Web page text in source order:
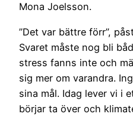
Mona Joelsson.
”Det var bättre förr”,
Svaret måste nog bli
stress fanns inte och
sig mer om varandra.
sina mål. Idag lever vi i
börjar ta över och